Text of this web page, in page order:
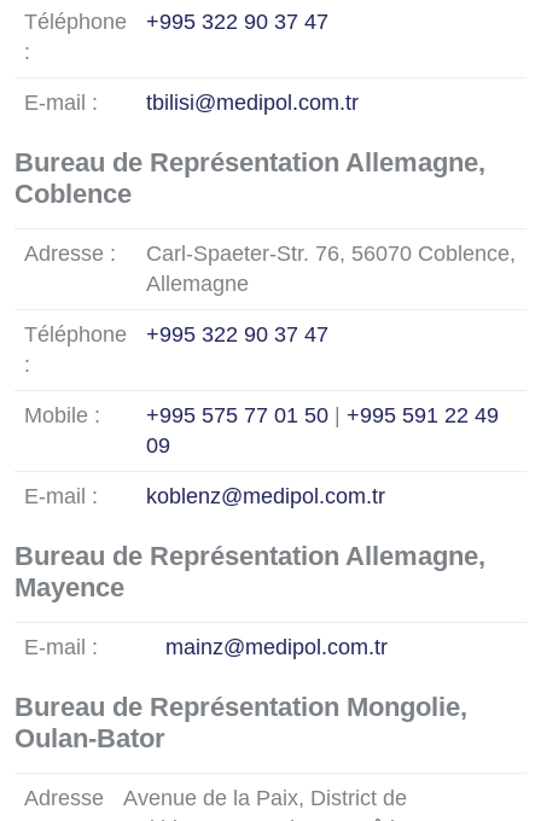
Téléphone
:
+995 322 90 37 47
E-mail : tbilisi@medipol.com.tr
Bureau de Représentation Allemagne,
Coblence
Adresse :
Carl-Spaeter-Str. 76, 56070 Coblence,
Allemagne
Téléphone
:
+995 322 90 37 47
Mobile : +995 575 77 01 50
+995 591 22 49
09
E-mail : koblenz@medipol.com.tr
Bureau de Représentation Allemagne,
Mayence
E-mail : mainz@medipol.com.tr
Bureau de Représentation Mongolie,
Oulan-Bator
Adresse
Avenue de la Paix, District de